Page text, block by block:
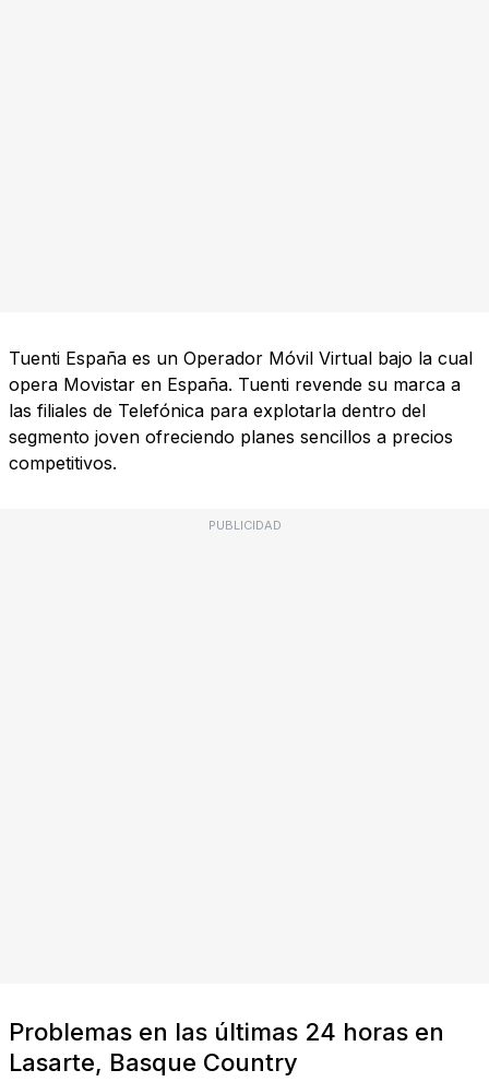
Tuenti España es un Operador Móvil Virtual bajo la cual
opera Movistar en España. Tuenti revende su marca a
las filiales de Telefónica para explotarla dentro del
segmento joven ofreciendo planes sencillos a precios
competitivos.
PUBLICIDAD
Problemas en las últimas 24 horas en
Lasarte, Basque Country